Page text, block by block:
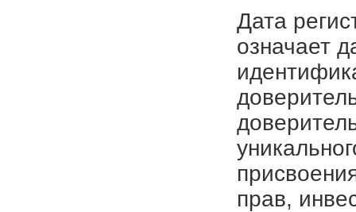
Дата
означает
прав,